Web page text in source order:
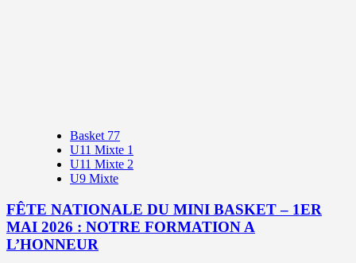
Basket 77
U11 Mixte 1
U11 Mixte 2
U9 Mixte
FÊTE NATIONALE DU MINI BASKET – 1ER
MAI 2026 : NOTRE FORMATION A
L’HONNEUR